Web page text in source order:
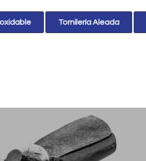
Tornilería Aleada